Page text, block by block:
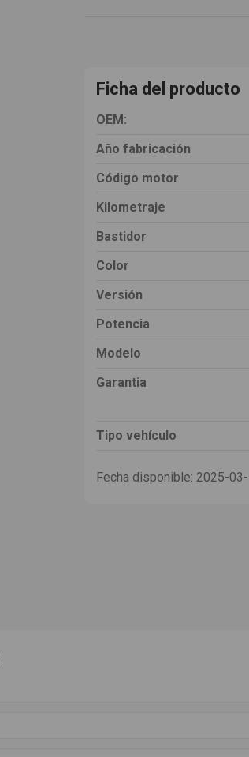
Ficha del producto
OEM:
Año fabricación
Código motor
Kilometraje
Bastidor
Color
Versión
Potencia
Modelo
Garantia
Tipo vehículo
Fecha disponible: 2025-